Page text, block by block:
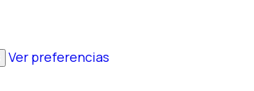
Ver preferencias